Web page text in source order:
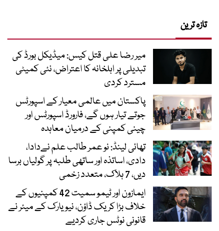
تازہ ترین
میر رضا علی قتل کیس: میڈیکل بورڈ کی
تبدیلی پر اہلخانہ کا اعتراض، نئی کمیٹی
مسترد کردی
پاکستان میں عالمی معیار کے اسپورٹس
جوتے تیار ہوں گے، فارورڈ اسپورٹس اور
چینی کمپنی کے درمیان معاہدہ
تھائی لینڈ: نو عمر طالب علم نےدادا،
دادی، اساتذہ اور ساتھی طلبہ پر گولیاں برسا
دیں، 7 ہلاک، متعدد زخمی
ایمازون اور ٹیمو سمیت 42 کمپنیوں کے
خلاف بڑا کریک ڈاؤن، نیویارک کے میئر نے
قانونی نوٹس جاری کردیے